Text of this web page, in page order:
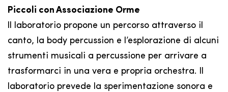
Piccoli con Associazione Orme
ll laboratorio propone un percorso attraverso il
canto, la body percussion e l’esplorazione di alcuni
strumenti musicali a percussione per arrivare a
trasformarci in una vera e propria orchestra. Il
laboratorio prevede la sperimentazione sonora e